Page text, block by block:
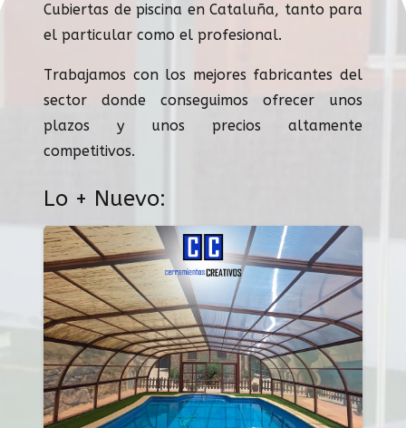
Cubiertas de piscina en Cataluña, tanto para
el particular como el profesional.
Trabajamos con los mejores fabricantes del
sector donde conseguimos ofrecer unos
plazos y unos precios altamente
competitivos.
Lo + Nuevo: